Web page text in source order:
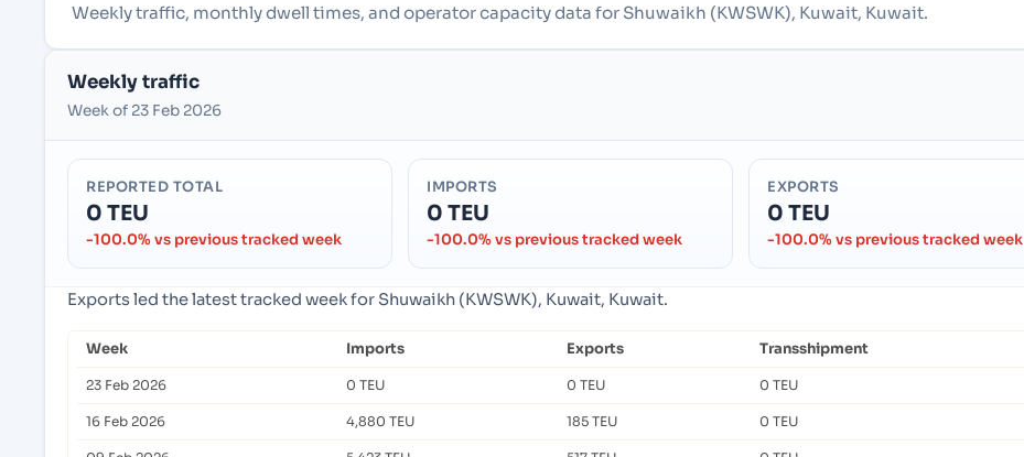
Weekly traffic, monthly dwell times, and operator capacity data for Shuwaikh (KWSWK), Kuwait, Kuwait.
Weekly traffic
Week of 23 Feb 2026
REPORTED TOTAL
0 TEU
-100.0% vs previous tracked week
IMPORTS
0 TEU
-100.0% vs previous tracked week
EXPORTS
0 TEU
-100.0% vs previous tracked week
Exports led the latest tracked week for Shuwaikh (KWSWK), Kuwait, Kuwait.
Week Imports Exports Transshipment
23 Feb 2026 0 TEU 0 TEU 0 TEU
16 Feb 2026 4,880 TEU 185 TEU 0 TEU